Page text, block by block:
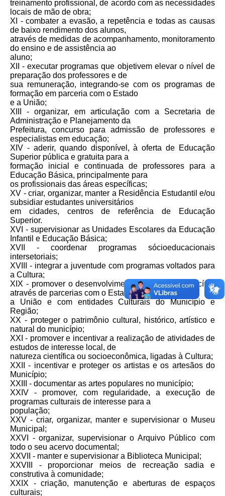
treinamento profissional, de acordo com as necessidades
locais de mão de obra;
XI - combater a evasão, a repetência e todas as causas
de baixo rendimento dos alunos,
através de medidas de acompanhamento, monitoramento
do ensino e de assistência ao
aluno;
XII - executar programas que objetivem elevar o nível de
preparação dos professores e de
sua remuneração, integrando-se com os programas de
formação em parceria com o Estado
e a União;
XIII - organizar, em articulação com a Secretaria de
Administração e Planejamento da
Prefeitura, concurso para admissão de professores e
especialistas em educação;
XIV - aderir, quando disponível, à oferta de Educação
Superior pública e gratuita para a
formação inicial e continuada de professores para a
Educação Básica, principalmente para
os profissionais das áreas específicas;
XV - criar, organizar, manter a Residência Estudantil e/ou
subsidiar estudantes universitários
em cidades, centros de referência de Educação
Superior.
XVI - supervisionar as Unidades Escolares da Educação
Infantil e Educação Básica;
XVII - coordenar programas sócioeducacionais
intersetoriais;
XVIII - integrar a juventude com programas voltados para
a Cultura;
XIX - promover o desenvolvimento cultural do município
através de parcerias com o Estado,
a União e com entidades Culturais do Município e
Região;
XX - proteger o patrimônio cultural, histórico, artístico e
natural do município;
XXI - promover e incentivar a realização de atividades de
estudos de interesse local, de
natureza científica ou socioeconômica, ligadas à Cultura;
XXII - incentivar e proteger os artistas e os artesãos do
Município;
XXIII - documentar as artes populares no município;
XXIV - promover, com regularidade, a execução de
programas culturais de interesse para a
população;
XXV - criar, organizar, manter e supervisionar o Museu
Municipal;
XXVI - organizar, supervisionar o Arquivo Público com
todo o seu acervo documental;
XXVII - manter e supervisionar a Biblioteca Municipal;
XXVIII - proporcionar meios de recreação sadia e
construtiva à comunidade;
XXIX - criação, manutenção e aberturas de espaços
culturais;